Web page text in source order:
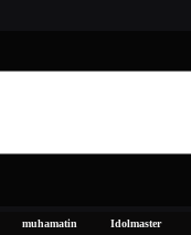
muhamatin
Idolmaster